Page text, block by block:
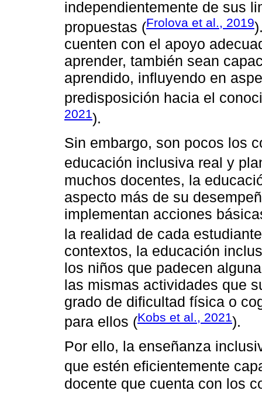
independientemente de sus
propuestas (Frolova et al., 2019
cuenten con el apoyo
aprender, también sean
aprendido, influyendo en
predisposición hacia el
2021).
Sin embargo, son pocos los
educación inclusiva real y
muchos docentes, la
aspecto más de su
implementan acciones
la realidad de cada
contextos, la educación
los niños que padecen
las mismas actividades que
grado de dificultad física o
para ellos (Kobs et al., 2021).
Por ello, la enseñanza
que estén eficientemente
docente que cuenta con los